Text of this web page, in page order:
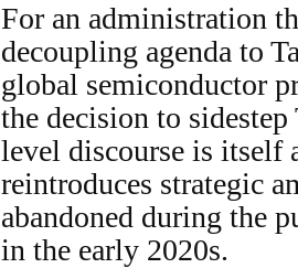
For an administration
decoupling agenda to
global semiconductor
the decision to
level discourse is itself
reintroduces strategic
abandoned during the
in the early 2020s.